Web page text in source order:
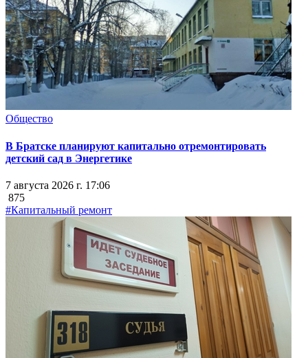
Общество
В Братске планируют капитально отремонтировать
детский сад в Энергетике
7 августа 2026 г. 17:06
875
#Капитальный ремонт